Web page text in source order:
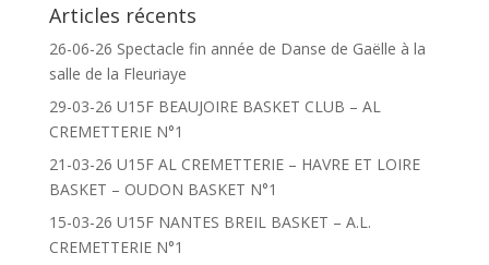
Articles récents
26-06-26 Spectacle fin année de Danse de Gaëlle à la
salle de la Fleuriaye
29-03-26 U15F BEAUJOIRE BASKET CLUB – AL
CREMETTERIE N°1
21-03-26 U15F AL CREMETTERIE – HAVRE ET LOIRE
BASKET – OUDON BASKET N°1
15-03-26 U15F NANTES BREIL BASKET – A.L.
CREMETTERIE N°1